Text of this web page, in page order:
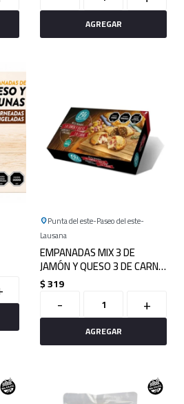
Punta del este Paseo del este
Lausana
EMPANADAS MIX 3 DE
JAMÓN Y QUESO 3 DE CARNE
X 6 BLE
$319
- +